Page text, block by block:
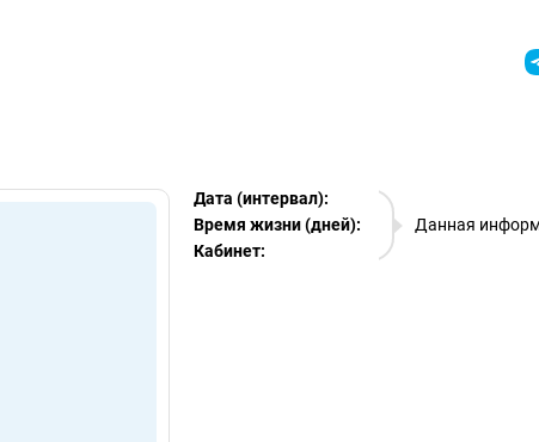
Spy
Данная
Дата (интервал):
07.08.2026
Время жизни (дней):
Кабинет:
EURO